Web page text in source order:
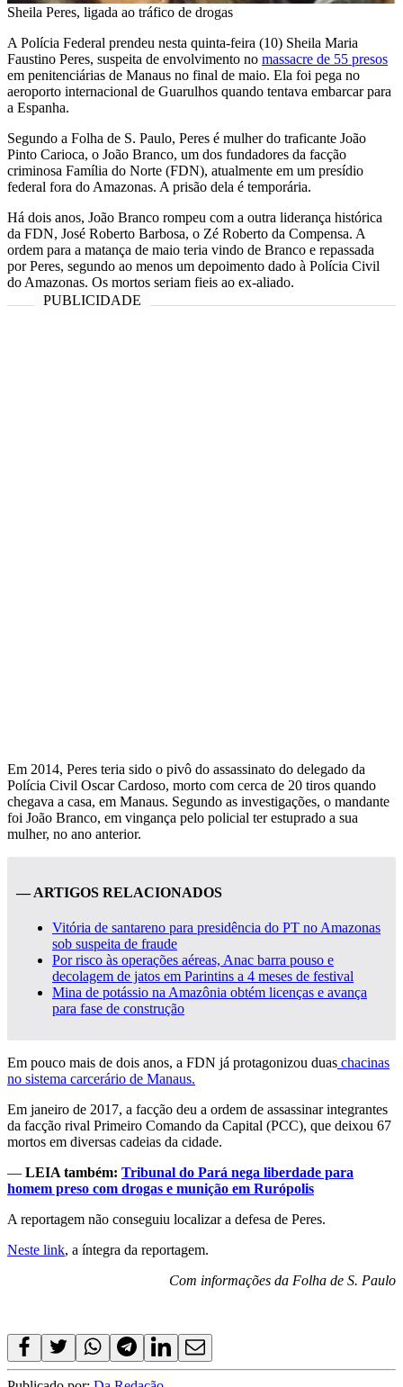
Sheila Peres, ligada ao tráfico de drogas
A Polícia Federal prendeu nesta quinta-feira (10) Sheila Maria
Faustino Peres, suspeita de envolvimento no massacre de 55 presos
em penitenciárias de Manaus no final de maio. Ela foi pega no
aeroporto internacional de Guarulhos quando tentava embarcar para
a Espanha.
Segundo a Folha de S. Paulo, Peres é mulher do traficante João
Pinto Carioca, o João Branco, um dos fundadores da facção
criminosa Família do Norte (FDN), atualmente em um presídio
federal fora do Amazonas. A prisão dela é temporária.
Há dois anos, João Branco rompeu com a outra liderança histórica
da FDN, José Roberto Barbosa, o Zé Roberto da Compensa. A
ordem para a matança de maio teria vindo de Branco e repassada
por Peres, segundo ao menos um depoimento dado à Polícia Civil
do Amazonas. Os mortos seriam fieis ao ex-aliado.
Em 2014, Peres teria sido o pivô do assassinato do delegado da
Polícia Civil Oscar Cardoso, morto com cerca de 20 tiros quando
chegava a casa, em Manaus. Segundo as investigações, o mandante
foi João Branco, em vingança pelo policial ter estuprado a sua
mulher, no ano anterior.
— ARTIGOS RELACIONADOS
Vitória de santareno para presidência do PT no Amazonas
sob suspeita de fraude
Por risco às operações aéreas, Anac barra pouso e
decolagem de jatos em Parintins a 4 meses de festival
Mina de potássio na Amazônia obtém licenças e avança
para fase de construção
Em pouco mais de dois anos, a FDN já protagonizou duas chacinas
no sistema carcerário de Manaus.
Em janeiro de 2017, a facção deu a ordem de assassinar integrantes
da facção rival Primeiro Comando da Capital (PCC), que deixou 67
mortos em diversas cadeias da cidade.
— LEIA também: Tribunal do Pará nega liberdade para
homem preso com drogas e munição em Rurópolis
A reportagem não conseguiu localizar a defesa de Peres.
Neste link, a íntegra da reportagem.
Com informações da Folha de S. Paulo